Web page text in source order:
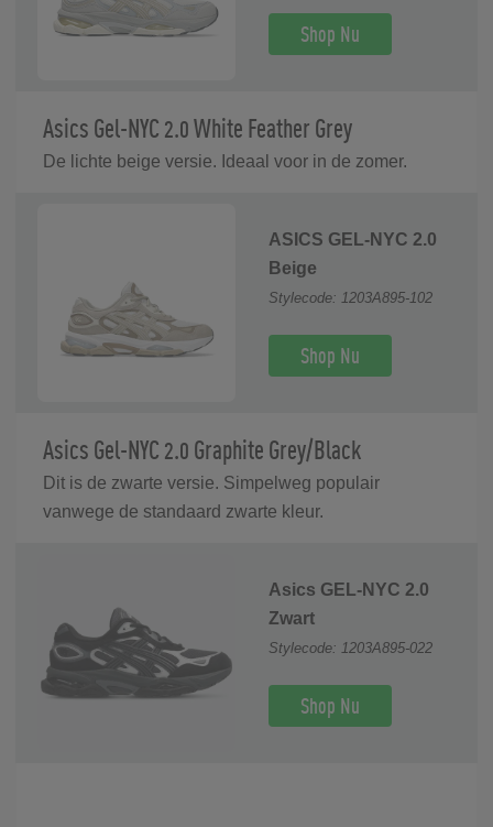
Shop Nu
Asics Gel-NYC 2.0 White Feather Grey
De lichte beige versie. Ideaal voor in de zomer.
ASICS GEL-NYC 2.0
Beige
Stylecode: 1203A895-102
Shop Nu
Asics Gel-NYC 2.0 Graphite Grey/Black
Dit is de zwarte versie. Simpelweg populair
vanwege de standaard zwarte kleur.
Asics GEL-NYC 2.0
Zwart
Stylecode: 1203A895-022
Shop Nu